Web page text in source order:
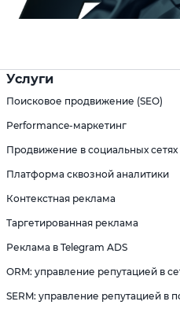
Услуги
Поисковое продвижение (SEO)
Performance-маркетинг
Продвижение в социальных сетях
Платформа сквозной аналитики
Контекстная реклама
Таргетированная реклама
Реклама в Telegram ADS
ORM: управление репутацией в
SERM: управление репутацией в